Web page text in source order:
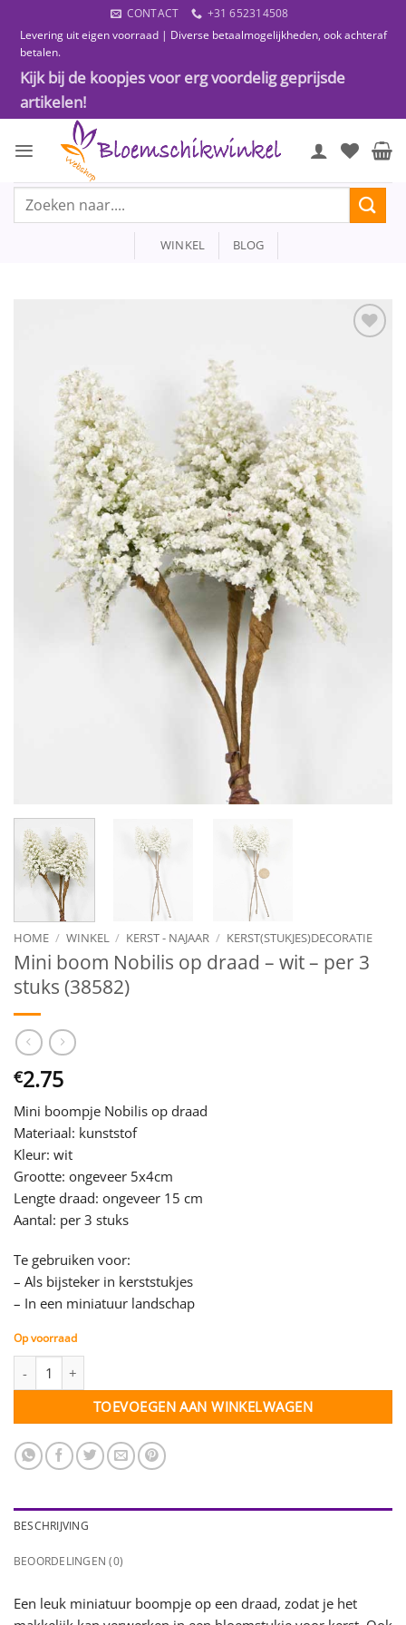
naar
inhoud
CONTACT
+31 652314508
Levering uit eigen voorraad | Diverse betaalmogelijkheden, ook achteraf
betalen.
Kijk bij de koopjes voor erg voordelig geprijsde
artikelen!
Zoeken
WINKEL BLOG
HOME / WINKEL / KERST - NAJAAR / KERST(STUKJES)DECORATIE
Mini boom Nobilis op draad – wit – per 3
stuks (38582)
€2.75
Mini boompje Nobilis op draad
Materiaal: kunststof
Kleur: wit
Grootte: ongeveer 5x4cm
Lengte draad: ongeveer 15 cm
Aantal: per 3 stuks
Te gebruiken voor:
– Als bijsteker in kerststukjes
– In een miniatuur landschap
Op voorraad
TOEVOEGEN AAN WINKELWAGEN
BESCHRIJVING
BEOORDELINGEN (0)
Een leuk miniatuur boompje op een draad, zodat je het